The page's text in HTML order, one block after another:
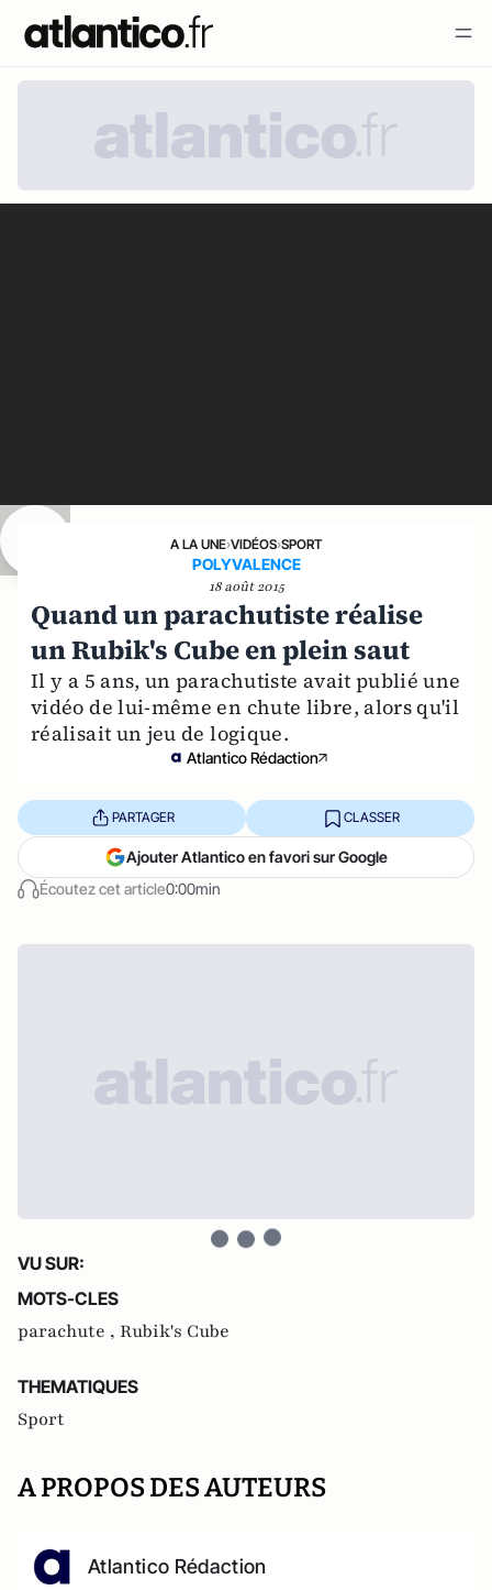
A LA UNE›VIDÉOS›SPORT
POLYVALENCE
18 août 2015
Quand un parachutiste réalise
un Rubik's Cube en plein saut
Il y a 5 ans, un parachutiste avait publié une
vidéo de lui-même en chute libre, alors qu'il
réalisait un jeu de logique.
Atlantico Rédaction
Écoutez cet article0:00min
PARTAGER CLASSER
Ajouter Atlantico en favori sur Google
VU SUR:
MOTS-CLES
parachute , Rubik's Cube
THEMATIQUES
Sport
A PROPOS DES AUTEURS
Atlantico Rédaction